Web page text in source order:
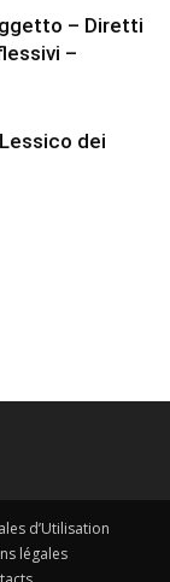
– Diretti
–
dei
d’Utilisation
légales